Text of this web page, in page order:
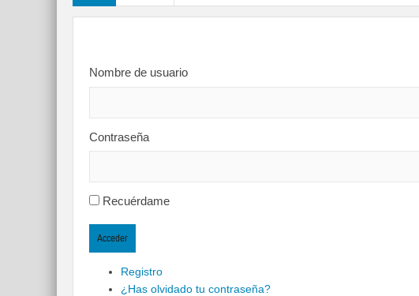
Nombre de usuario
Contraseña
Recuérdame
Acceder
Registro
¿Has olvidado tu contraseña?